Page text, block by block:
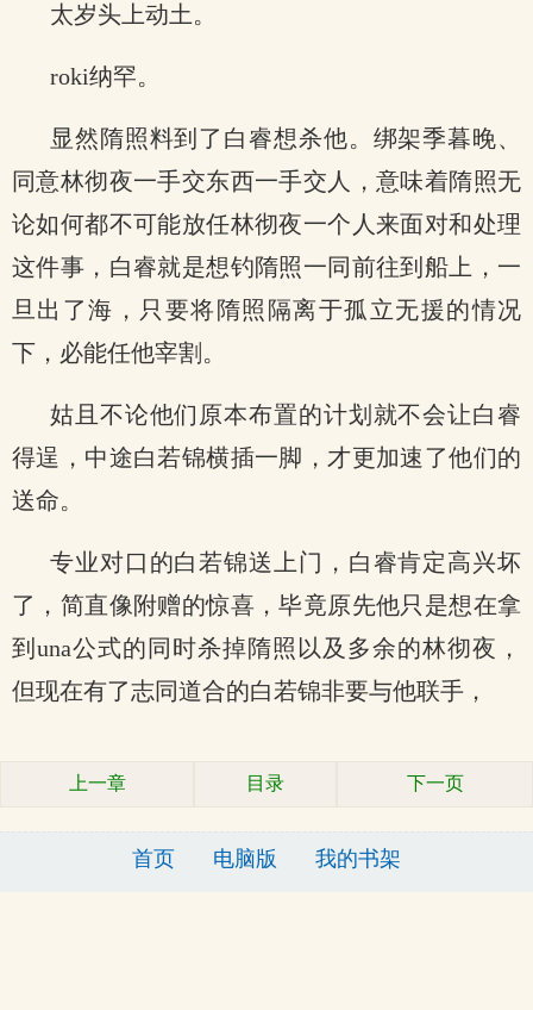
太岁头上动土。
roki纳罕。
显然隋照料到了白睿想杀他。绑架季暮晚、
同意林彻夜一手交东西一手交人，意味着隋照无
论如何都不可能放任林彻夜一个人来面对和处理
这件事，白睿就是想钓隋照一同前往到船上，一
旦出了海，只要将隋照隔离于孤立无援的情况
下，必能任他宰割。
姑且不论他们原本布置的计划就不会让白睿
得逞，中途白若锦横插一脚，才更加速了他们的
送命。
专业对口的白若锦送上门，白睿肯定高兴坏
了，简直像附赠的惊喜，毕竟原先他只是想在拿
到una公式的同时杀掉隋照以及多余的林彻夜，
但现在有了志同道合的白若锦非要与他联手，
上一章 目录 下一页
首页 电脑版 我的书架